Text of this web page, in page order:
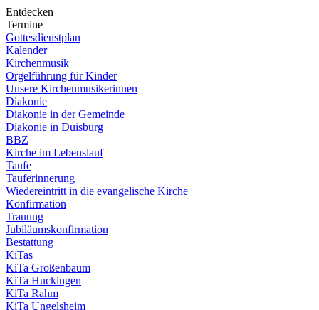
Entdecken
Termine
Gottesdienstplan
Kalender
Kirchenmusik
Orgelführung für Kinder
Unsere Kirchenmusikerinnen
Diakonie
Diakonie in der Gemeinde
Diakonie in Duisburg
BBZ
Kirche im Lebenslauf
Taufe
Tauferinnerung
Wiedereintritt in die evangelische Kirche
Konfirmation
Trauung
Jubiläumskonfirmation
Bestattung
KiTas
KiTa Großenbaum
KiTa Huckingen
KiTa Rahm
KiTa Ungelsheim